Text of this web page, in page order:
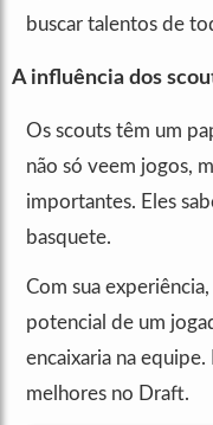
buscar talentos de
A influência dos
Os scouts têm um
não só veem jogos,
importantes. Eles
basquete.
Com sua
potencial de um
encaixaria na equipe.
melhores no Draft.